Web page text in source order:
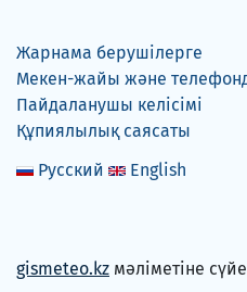
Жарнама берушілерге
Мекен-жайы және
Пайдаланушы келісімі
Құпиялылық саясаты
Русский
English
gismeteo.kz мәліметіне